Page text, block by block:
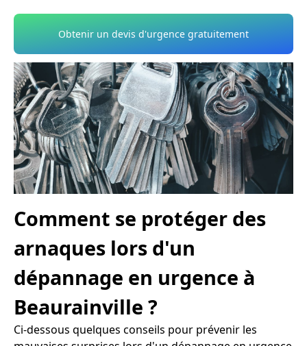
Obtenir un devis d'urgence gratuitement
Comment se protéger des
arnaques lors d'un
dépannage en urgence à
Beaurainville ?
Ci-dessous quelques conseils pour prévenir les